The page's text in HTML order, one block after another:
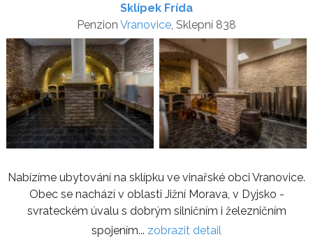
Sklípek Frída
Penzion Vranovice, Sklepní 838
Nabízíme ubytování na sklípku ve vinařské obci Vranovice.
Obec se nachází v oblasti Jižní Morava, v Dyjsko -
svrateckém úvalu s dobrým silničním i železničním
spojením... zobrazit detail